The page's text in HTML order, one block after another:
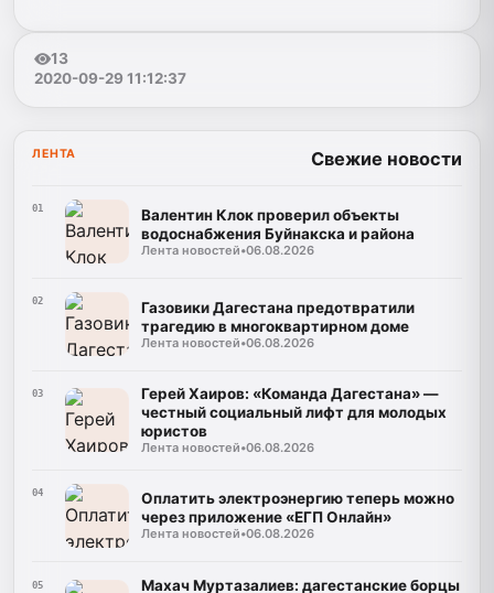
13
2020-09-29 11:12:37
ЛЕНТА Свежие новости
01
Валентин Клок проверил объекты
водоснабжения Буйнакска и района
Лента новостей•06.08.2026
02
Газовики Дагестана предотвратили
трагедию в многоквартирном доме
Лента новостей•06.08.2026
03
Герей Хаиров: «Команда Дагестана» —
честный социальный лифт для молодых
юристов
Лента новостей•06.08.2026
04
Оплатить электроэнергию теперь можно
через приложение «ЕГП Онлайн»
Лента новостей•06.08.2026
05
Махач Муртазалиев: дагестанские борцы